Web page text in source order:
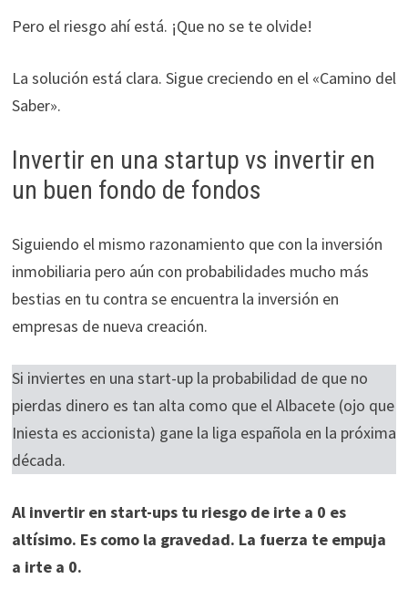
Pero el riesgo ahí está. ¡Que no se te olvide!
La solución está clara. Sigue creciendo en el «Camino del
Saber».
Invertir en una startup vs invertir en
un buen fondo de fondos
Siguiendo el mismo razonamiento que con la inversión
inmobiliaria pero aún con probabilidades mucho más
bestias en tu contra se encuentra la inversión en
empresas de nueva creación.
Si inviertes en una start-up la probabilidad de que no
pierdas dinero es tan alta como que el Albacete (ojo que
Iniesta es accionista) gane la liga española en la próxima
década.
Al invertir en start-ups tu riesgo de irte a 0 es
altísimo. Es como la gravedad. La fuerza te empuja
a irte a 0.